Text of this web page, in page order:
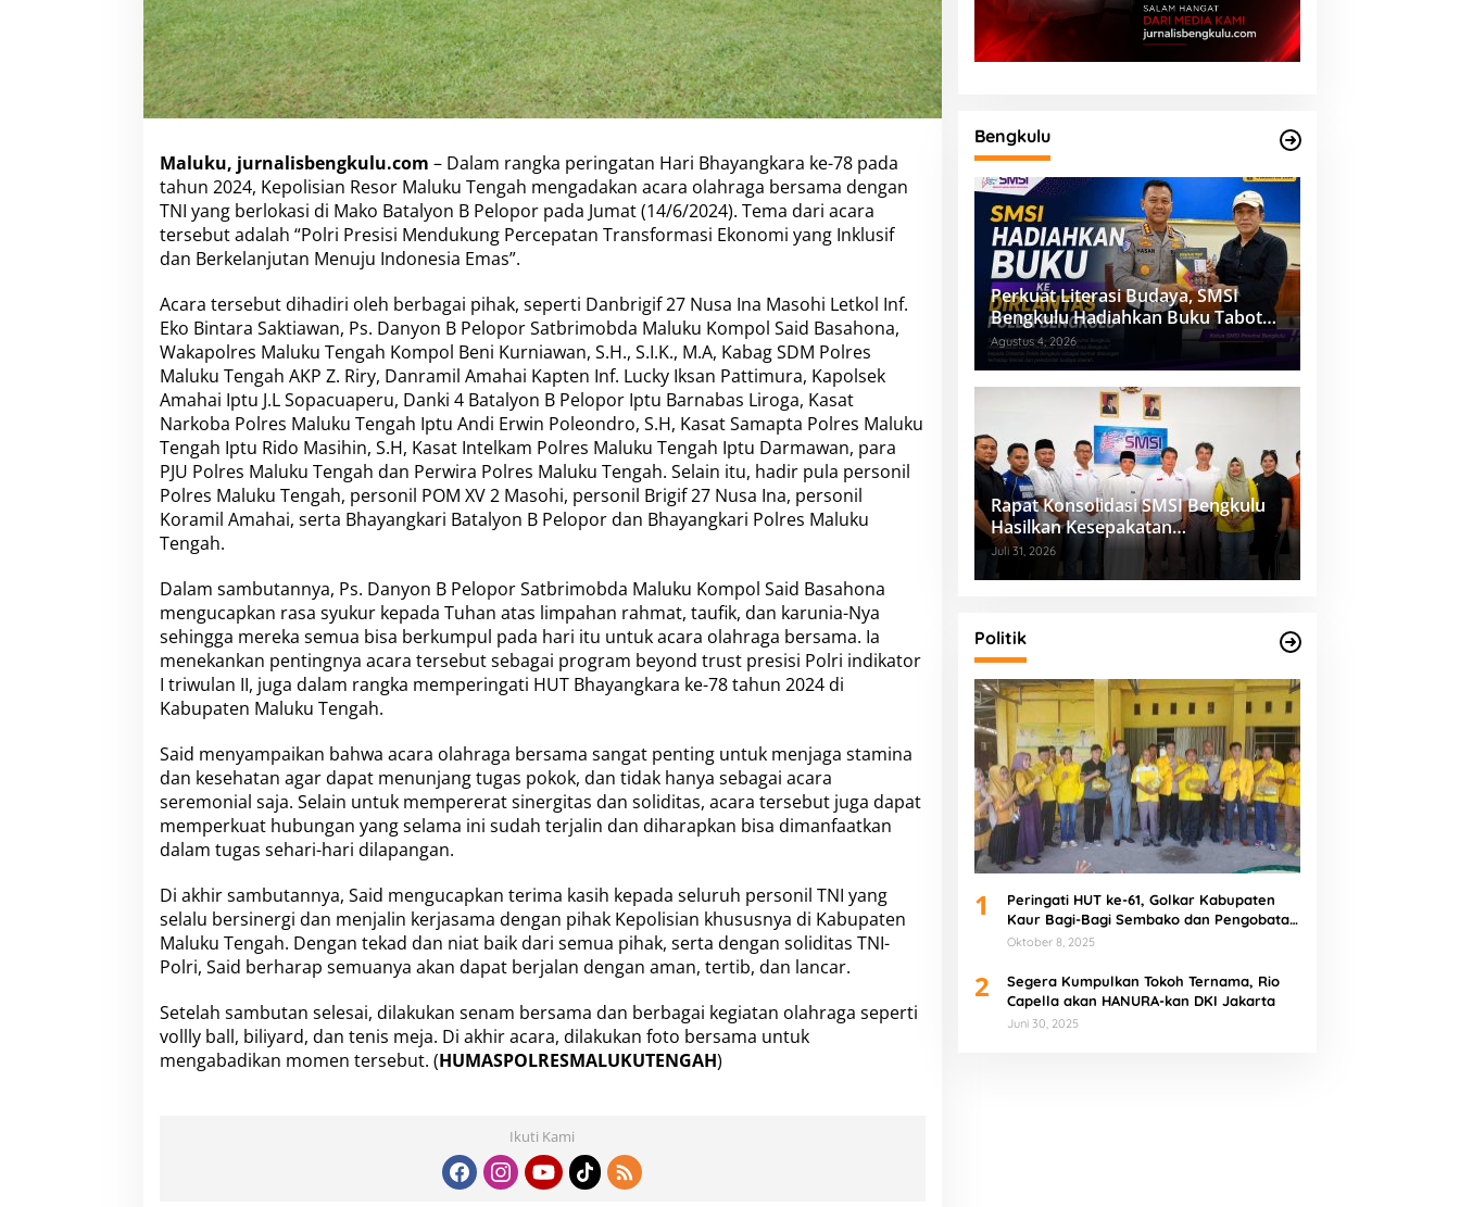
g
a
B
e
r
s
a
P
e
r
n
a
t
H
a
r
i
B
h
y
a
a
r
a
K
-
7
d
i
M
a
l
u
u
T
e
n
g
h
Maluku, jurnalisbengkulu.com – Dalam rangka peringatan Hari Bhayangkara ke-78 pada
tahun 2024, Kepolisian Resor Maluku Tengah mengadakan acara olahraga bersama dengan
TNI yang berlokasi di Mako Batalyon B Pelopor pada Jumat (14/6/2024). Tema dari acara
tersebut adalah “Polri Presisi Mendukung Percepatan Transformasi Ekonomi yang Inklusif
dan Berkelanjutan Menuju Indonesia Emas”.
Acara tersebut dihadiri oleh berbagai pihak, seperti Danbrigif 27 Nusa Ina Masohi Letkol Inf.
Eko Bintara Saktiawan, Ps. Danyon B Pelopor Satbrimobda Maluku Kompol Said Basahona,
Wakapolres Maluku Tengah Kompol Beni Kurniawan, S.H., S.I.K., M.A, Kabag SDM Polres
Maluku Tengah AKP Z. Riry, Danramil Amahai Kapten Inf. Lucky Iksan Pattimura, Kapolsek
Amahai Iptu J.L Sopacuaperu, Danki 4 Batalyon B Pelopor Iptu Barnabas Liroga, Kasat
Narkoba Polres Maluku Tengah Iptu Andi Erwin Poleondro, S.H, Kasat Samapta Polres Maluku
Tengah Iptu Rido Masihin, S.H, Kasat Intelkam Polres Maluku Tengah Iptu Darmawan, para
PJU Polres Maluku Tengah dan Perwira Polres Maluku Tengah. Selain itu, hadir pula personil
Polres Maluku Tengah, personil POM XV 2 Masohi, personil Brigif 27 Nusa Ina, personil
Koramil Amahai, serta Bhayangkari Batalyon B Pelopor dan Bhayangkari Polres Maluku
Tengah.
Dalam sambutannya, Ps. Danyon B Pelopor Satbrimobda Maluku Kompol Said Basahona
mengucapkan rasa syukur kepada Tuhan atas limpahan rahmat, taufik, dan karunia-Nya
sehingga mereka semua bisa berkumpul pada hari itu untuk acara olahraga bersama. Ia
menekankan pentingnya acara tersebut sebagai program beyond trust presisi Polri indikator
I triwulan II, juga dalam rangka memperingati HUT Bhayangkara ke-78 tahun 2024 di
Kabupaten Maluku Tengah.
Said menyampaikan bahwa acara olahraga bersama sangat penting untuk menjaga stamina
dan kesehatan agar dapat menunjang tugas pokok, dan tidak hanya sebagai acara
seremonial saja. Selain untuk mempererat sinergitas dan soliditas, acara tersebut juga dapat
memperkuat hubungan yang selama ini sudah terjalin dan diharapkan bisa dimanfaatkan
dalam tugas sehari-hari dilapangan.
Di akhir sambutannya, Said mengucapkan terima kasih kepada seluruh personil TNI yang
selalu bersinergi dan menjalin kerjasama dengan pihak Kepolisian khususnya di Kabupaten
Maluku Tengah. Dengan tekad dan niat baik dari semua pihak, serta dengan soliditas TNI-
Polri, Said berharap semuanya akan dapat berjalan dengan aman, tertib, dan lancar.
Setelah sambutan selesai, dilakukan senam bersama dan berbagai kegiatan olahraga seperti
vollly ball, biliyard, dan tenis meja. Di akhir acara, dilakukan foto bersama untuk
mengabadikan momen tersebut. (HUMASPOLRESMALUKUTENGAH)
Ikuti Kami
Bengkulu
Perkuat Literasi Budaya, SMSI
Bengkulu Hadiahkan Buku Tabot
untuk Dirlantas Polda
Agustus 4, 2026
Rapat Konsolidasi SMSI Bengkulu
Hasilkan Kesepakatan
Pembentukan Pokja Newsroom
Kolaboratif
Juli 31, 2026
Politik
1
Peringati HUT ke-61, Golkar Kabupaten
Kaur Bagi-Bagi Sembako dan Pengobatan
Gratis
Oktober 8, 2025
2
Segera Kumpulkan Tokoh Ternama, Rio
Capella akan HANURA-kan DKI Jakarta
Juni 30, 2025